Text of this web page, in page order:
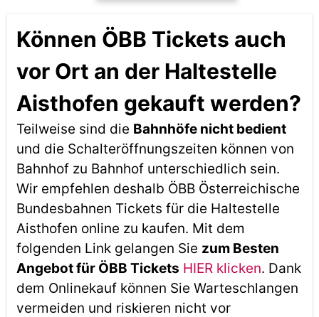
Können ÖBB Tickets auch
vor Ort an der Haltestelle
Aisthofen gekauft werden?
Teilweise sind die Bahnhöfe nicht bedient
und die Schalteröffnungszeiten können von
Bahnhof zu Bahnhof unterschiedlich sein.
Wir empfehlen deshalb ÖBB Österreichische
Bundesbahnen Tickets für die Haltestelle
Aisthofen online zu kaufen. Mit dem
folgenden Link gelangen Sie zum Besten
Angebot für ÖBB Tickets HIER klicken. Dank
dem Onlinekauf können Sie Warteschlangen
vermeiden und riskieren nicht vor